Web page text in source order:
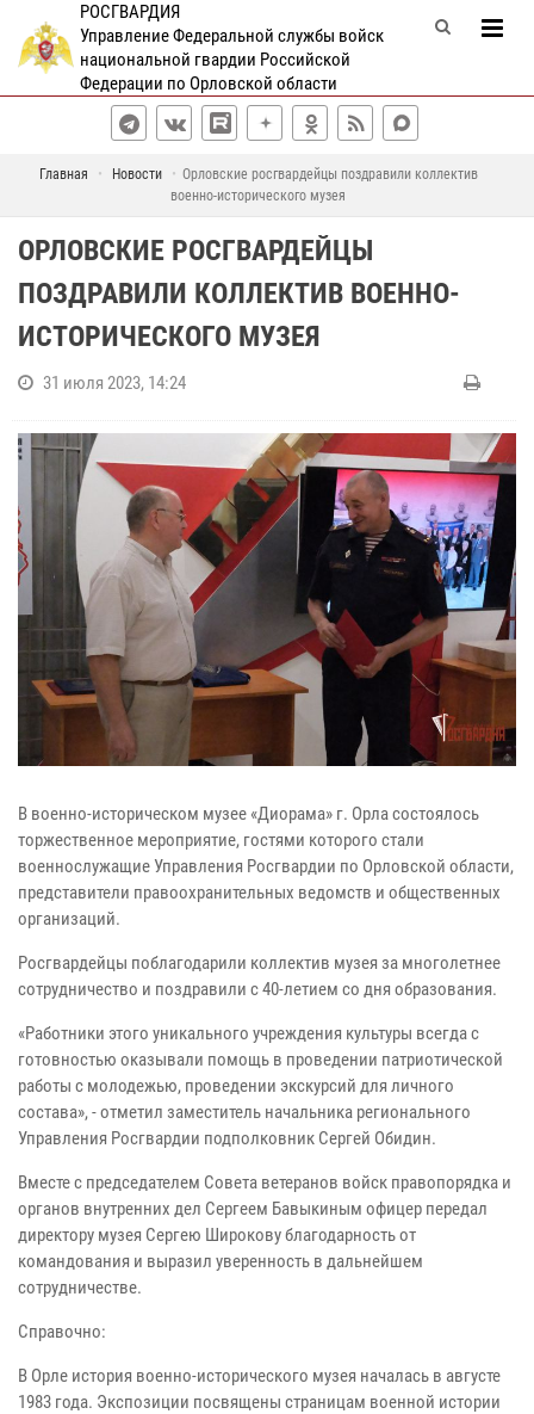
РОСГВАРДИЯ
Управление Федеральной службы войск
национальной гвардии Российской
Федерации по Орловской области
Главная Новости
Орловские росгвардейцы поздравили коллектив
военно-исторического музея
ОРЛОВСКИЕ РОСГВАРДЕЙЦЫ
ПОЗДРАВИЛИ КОЛЛЕКТИВ ВОЕННО-
ИСТОРИЧЕСКОГО МУЗЕЯ
31 июля 2023, 14:24
В военно-историческом музее «Диорама» г. Орла состоялось
торжественное мероприятие, гостями которого стали
военнослужащие Управления Росгвардии по Орловской области,
представители правоохранительных ведомств и общественных
организаций.
Росгвардейцы поблагодарили коллектив музея за многолетнее
сотрудничество и поздравили с 40-летием со дня образования.
«Работники этого уникального учреждения культуры всегда с
готовностью оказывали помощь в проведении патриотической
работы с молодежью, проведении экскурсий для личного
состава», - отметил заместитель начальника регионального
Управления Росгвардии подполковник Сергей Обидин.
Вместе с председателем Совета ветеранов войск правопорядка и
органов внутренних дел Сергеем Бавыкиным офицер передал
директору музея Сергею Широкову благодарность от
командования и выразил уверенность в дальнейшем
сотрудничестве.
Справочно:
В Орле история военно-исторического музея началась в августе
1983 года. Экспозиции посвящены страницам военной истории